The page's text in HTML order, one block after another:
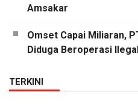
Amsakar
Omset Capai Miliaran,
Diduga Beroperasi
TERKINI